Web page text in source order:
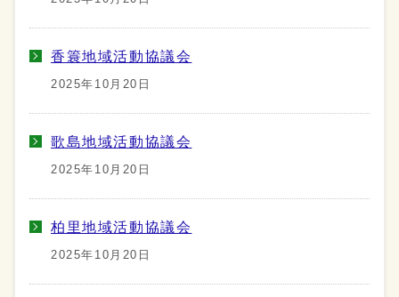
香簑地域活動協議会
2025年10月20日
歌島地域活動協議会
2025年10月20日
柏里地域活動協議会
2025年10月20日